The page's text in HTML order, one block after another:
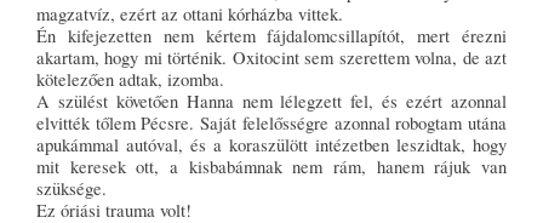
magzatvíz, ezért az ottani kórházba vittek.
Én kifejezetten nem kértem fájdalomcsillapítót, mert érezni
akartam, hogy mi történik. Oxitocint sem szerettem volna, de azt
kötelezően adtak, izomba.
A szülést követően Hanna nem lélegzett fel, és ezért azonnal
elvitték tőlem Pécsre. Saját felelősségre azonnal robogtam utána
apukámmal autóval, és a koraszülött intézetben leszidtak, hogy
mit keresek ott, a kisbabámnak nem rám, hanem rájuk van
szüksége.
Ez óriási trauma volt!